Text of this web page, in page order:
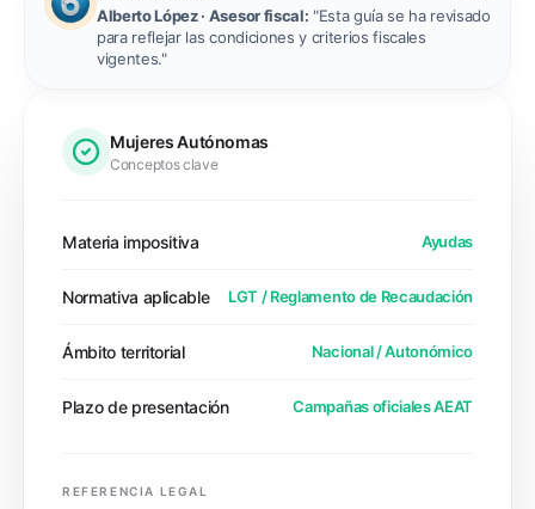
Alberto López· Asesor fiscal: "Esta guía se ha revisado
para reflejar las condiciones y criterios fiscales
vigentes."
Mujeres Autónomas
Conceptos clave
Materia impositiva Ayudas
Normativa aplicable LGT / Reglamento de Recaudación
Ámbito territorial Nacional / Autonómico
Plazo de presentación Campañas oficiales AEAT
REFERENCIA LEGAL